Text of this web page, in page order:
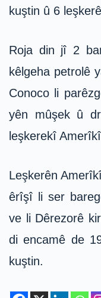
kuştin û 6
Roja din jî 2
kêlgeha petrolê
Conoco li
yên mûşek û
leşkerekî
Leşkerên
êrîşî li ser
ve li Dêrezorê
di encamê de
kuştin.